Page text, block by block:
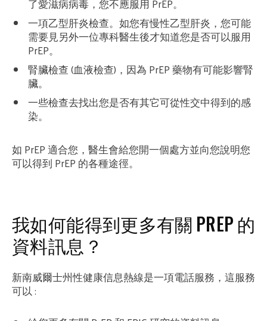
了愛滋病病毒，您不應服用 PrEP。
一項乙型肝炎檢查。如您有慢性乙型肝炎，您可能
需要見另外一位專科醫生後才知道您是否可以服用
PrEP。
腎臟檢查 (血液檢查)，因為 PrEP 藥物有可能影響腎
臟。
一些檢查去找出您是否有其它可從性交中得到的感
染。
如 PrEP 適合您，醫生會給您開一個處方並向您說明您
可以得到 PrEP 的各種途徑。
我如何能得到更多有關 PREP 的
資料訊息？
新南威爾士州性健康信息熱線是一項電話服務，這服務
可以 :